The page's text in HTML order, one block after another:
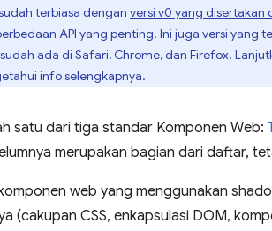
terbiasa dengan versi v0 yang disertakan
API yang penting. Ini juga versi
ada di Safari, Chrome, dan Firefox.
info selengkapnya.
satu dari tiga standar Komponen Web:
merupakan bagian dari daftar,
web yang menggunakan
(cakupan CSS, enkapsulasi DOM,